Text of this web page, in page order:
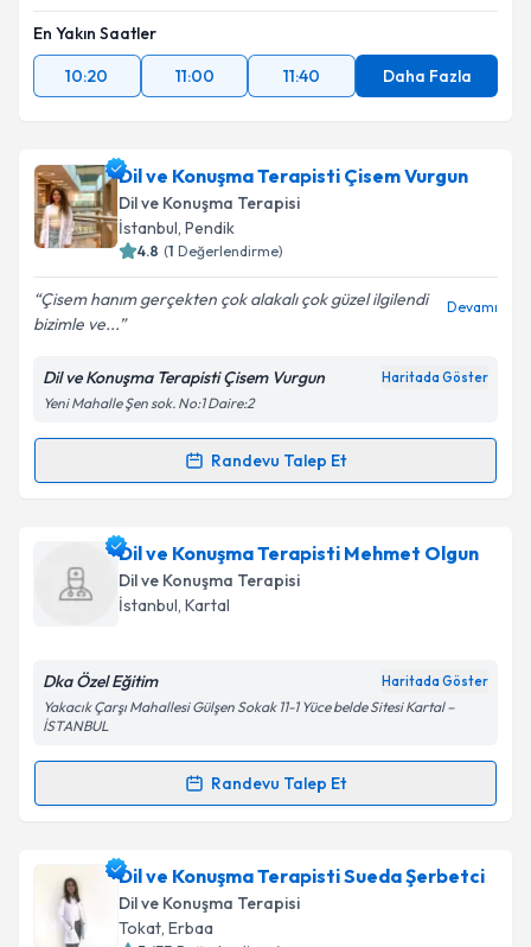
En Yakın Saatler
10:20
11:00 11:40 Daha Fazla
Dil ve Konuşma Terapisti Çisem Vurgun
Dil ve Konuşma Terapisi
İstanbul, Pendik
4.8 (1 Değerlendirme)
Çisem hanım gerçekten çok alakalı çok güzel ilgilendi
bizimle ve...
Devamı
Dil ve Konuşma Terapisti Çisem Vurgun Haritada Göster
Yeni Mahalle Şen sok. No:1 Daire:2
Randevu Talep Et
Randevu Takvimi Talebi
Dil ve Konuşma Terapisti Çisem Vurguniçin
randevu takvimi talebi oluşturun. Size bu uzmandan
randevu almanız için bir takvim hazırlandığında e-
E-posta Adresiniz
Kişisel verilerimin işlenmesine ilişkin
Metni'ni okudum ve kişisel verilerimin belirtilen
Takvim Talebini Gönder
Dil ve Konuşma Terapisti Mehmet Olgun
Dil ve Konuşma Terapisi
İstanbul, Kartal
Dka Özel Eğitim Haritada Göster
Yakacık Çarşı Mahallesi Gülşen Sokak 11-1 Yüce belde Sitesi Kartal –
İSTANBUL
Randevu Talep Et
Randevu Takvimi Talebi
Dil ve Konuşma Terapisti Mehmet Olguniçin
randevu takvimi talebi oluşturun. Size bu uzmandan
randevu almanız için bir takvim hazırlandığında e-
Dil ve Konuşma Terapisti Sueda Şerbetci
Dil ve Konuşma Terapisi
Tokat, Erbaa